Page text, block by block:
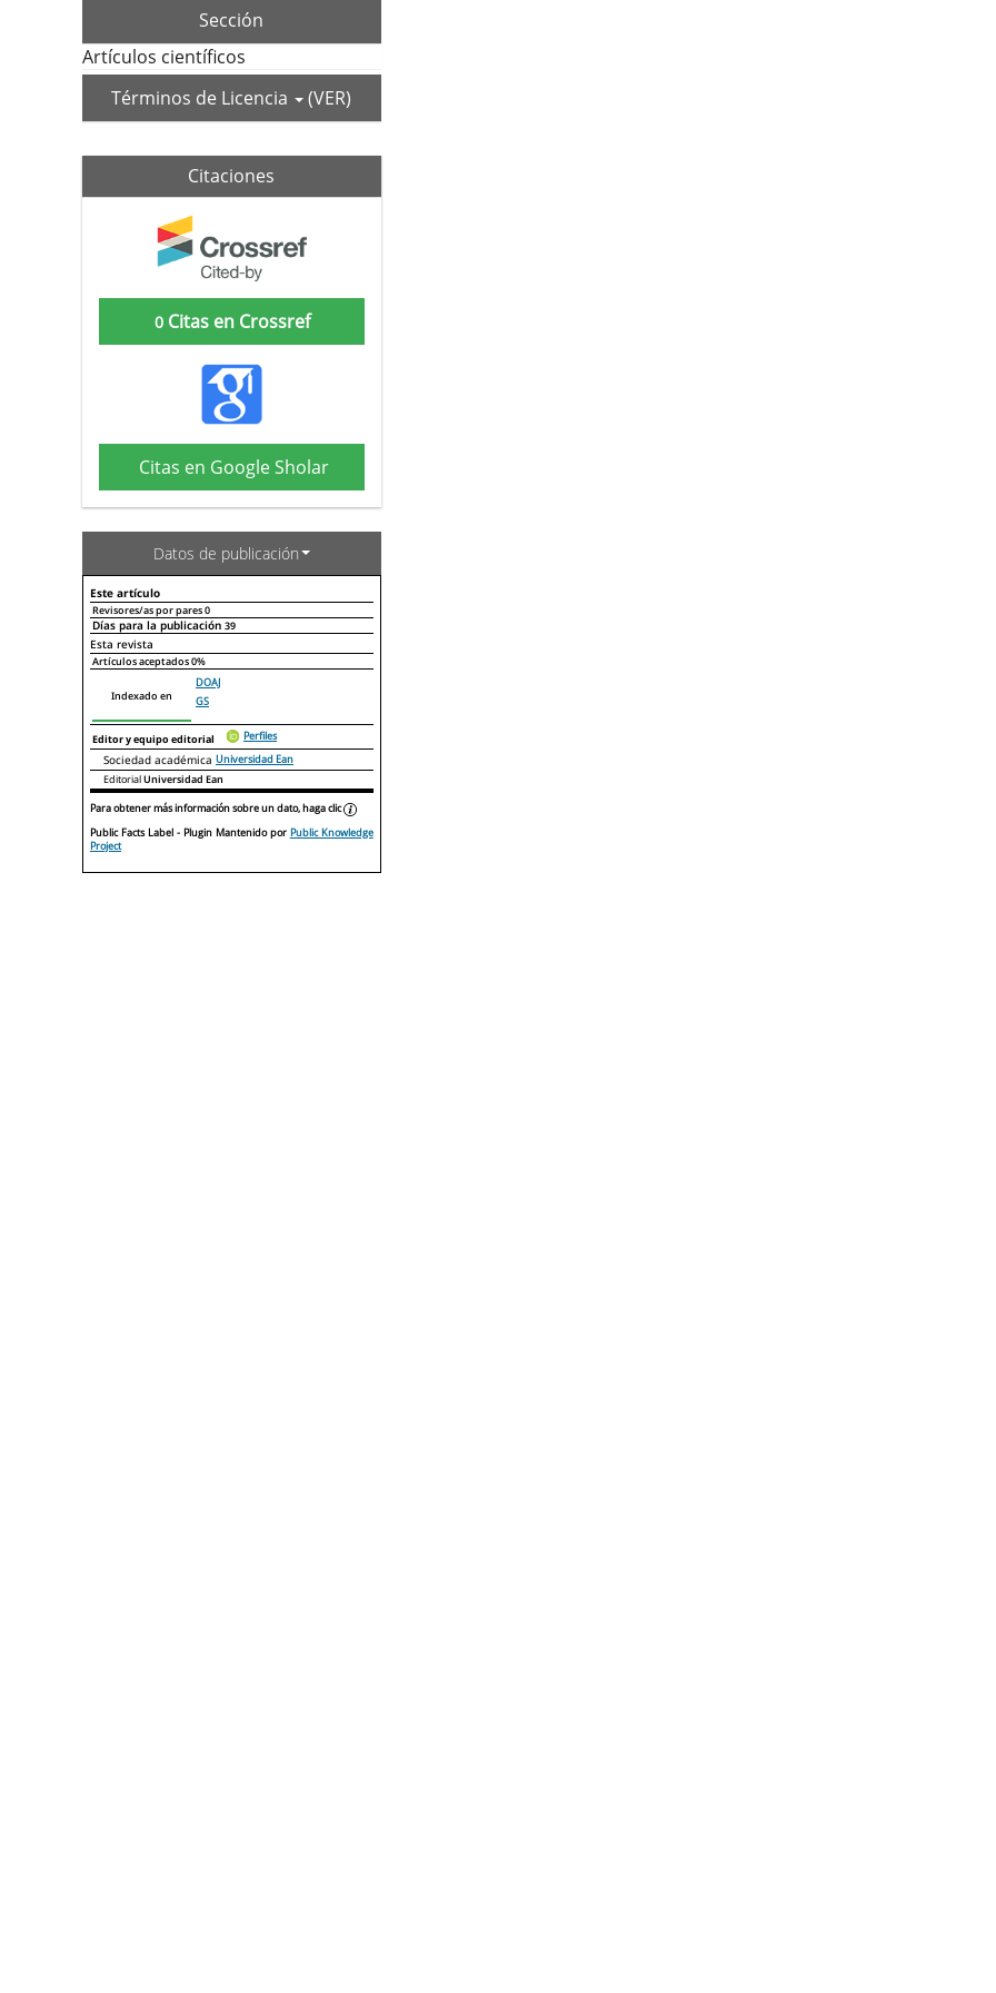
Sección
Artículos científicos
Términos de Licencia
(VER)
Citaciones
0Citas en Crossref
Citas en Google Sholar
Datos de publicación
Este artículo
Revisores/as por pares0
Días para la publicación 39
Declaraciones de autoría
Esta revista
Artículos aceptados0%
Indexado en
DOAJ
GS
Editor y equipo editorial Perfiles
Sociedad académica Universidad Ean
EditorialUniversidad Ean
Para obtener más información sobre un dato, haga clic
Public Facts Label- Plugin Mantenido por Public Knowledge
Project